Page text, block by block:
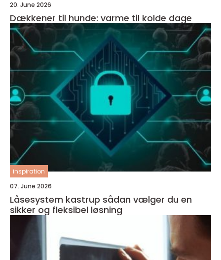
20. June 2026
Dækkener til hunde: varme til kolde dage
inspiration
07. June 2026
Låsesystem kastrup sådan vælger du en
sikker og fleksibel løsning